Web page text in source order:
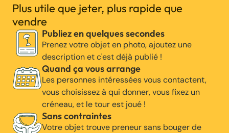
Plus utile que jeter, plus rapide que
vendre
Publiez en quelques secondes
Prenez votre objet en photo, ajoutez une
description et c'est déjà publié !
Quand ça vous arrange
Les personnes intéressées vous contactent,
vous choisissez à qui donner, vous fixez un
créneau, et le tour est joué !
Sans contraintes
Votre objet trouve preneur sans bouger de